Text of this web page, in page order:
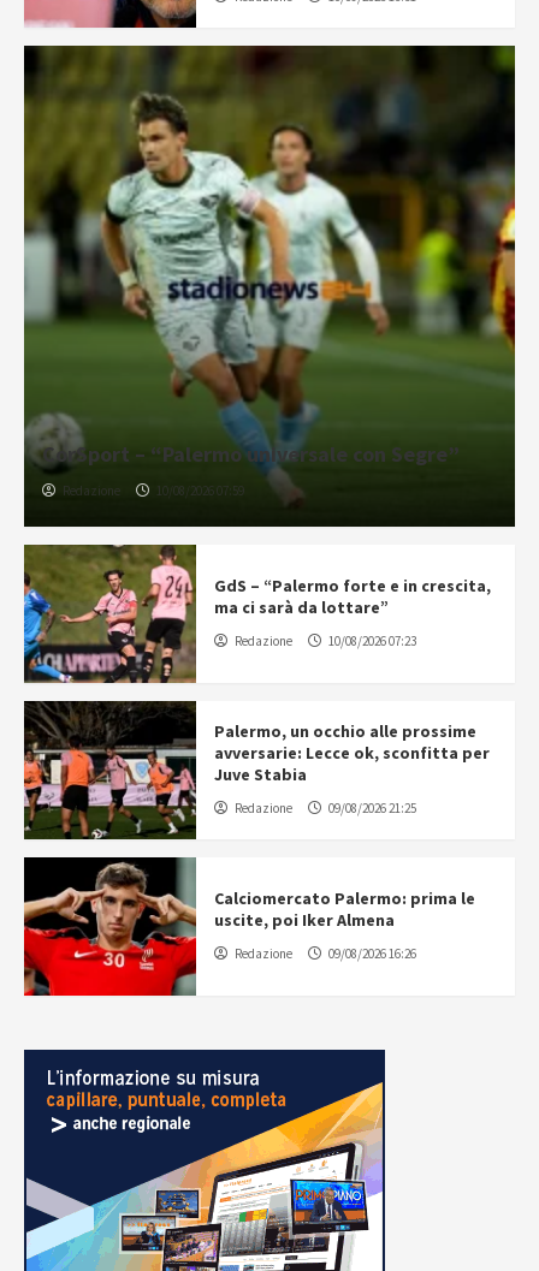
CorSport – “Palermo universale con Segre”
Redazione 10/08/2026 07:59
GdS – “Palermo forte e in crescita,
ma ci sarà da lottare”
Redazione 10/08/2026 07:23
Palermo, un occhio alle prossime
avversarie: Lecce ok, sconfitta per
Juve Stabia
Redazione 09/08/2026 21:25
Calciomercato Palermo: prima le
uscite, poi Iker Almena
Redazione 09/08/2026 16:26